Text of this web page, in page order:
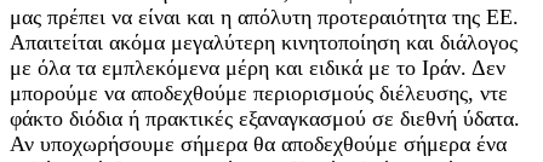
μας πρέπει να είναι και η απόλυτη προτεραιότητα της ΕΕ.
Απαιτείται ακόμα μεγαλύτερη κινητοποίηση και διάλογος
με όλα τα εμπλεκόμενα μέρη και ειδικά με το Ιράν. Δεν
μπορούμε να αποδεχθούμε περιορισμούς διέλευσης, ντε
φάκτο διόδια ή πρακτικές εξαναγκασμού σε διεθνή ύδατα.
Αν υποχωρήσουμε σήμερα θα αποδεχθούμε σήμερα ένα